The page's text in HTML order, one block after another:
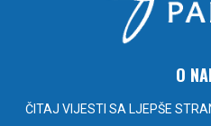
O
ČITAJ VIJESTI SA LJEPŠE